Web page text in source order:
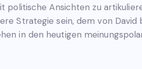
politische Ansichten zu
Strategie sein, dem von
in den heutigen